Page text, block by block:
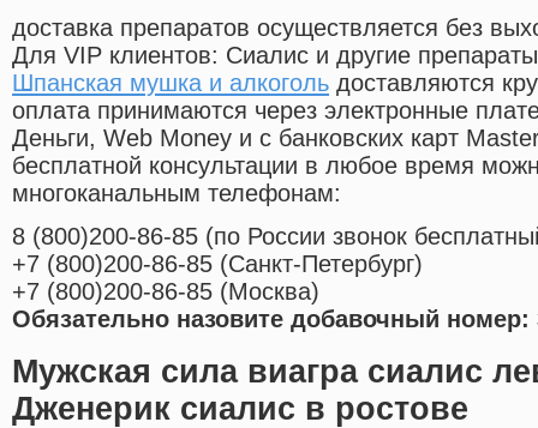
доставка препаратов осуществляется без
Для VIP клиентов: Сиалис и другие
Шпанская мушка и алкоголь доставляются
оплата принимаются через электронные
Деньги, Web Money и с банковских карт
бесплатной консультации в любое время
многоканальным телефонам:
8 (800)200-86-85 (по России звонок
+7 (800)200-86-85 (Санкт-Петербург)
+7 (800)200-86-85 (Москва)
Обязательно назовите добавочный номер:
Мужская сила виагра сиалис
Дженерик сиалис в ростове